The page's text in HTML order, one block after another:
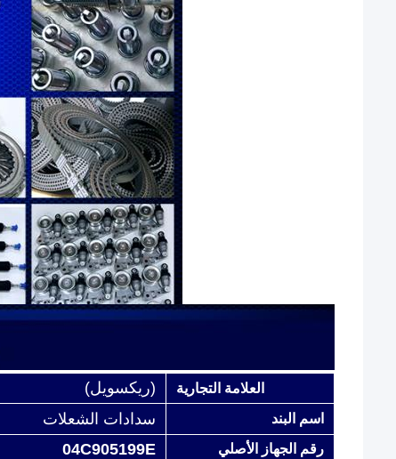
العلامة التجارية (ريكسويل)
اسم البند سدادات الشعلات
رقم الجهاز الأصلي 04C905199E